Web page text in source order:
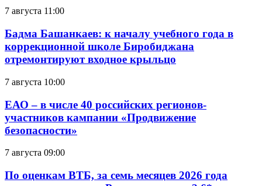
7 августа 11:00
Бадма Башанкаев: к началу учебного года в
коррекционной школе Биробиджана
отремонтируют входное крыльцо
7 августа 10:00
ЕАО – в числе 40 российских регионов-
участников кампании «Продвижение
безопасности»
7 августа 09:00
По оценкам ВТБ, за семь месяцев 2026 года